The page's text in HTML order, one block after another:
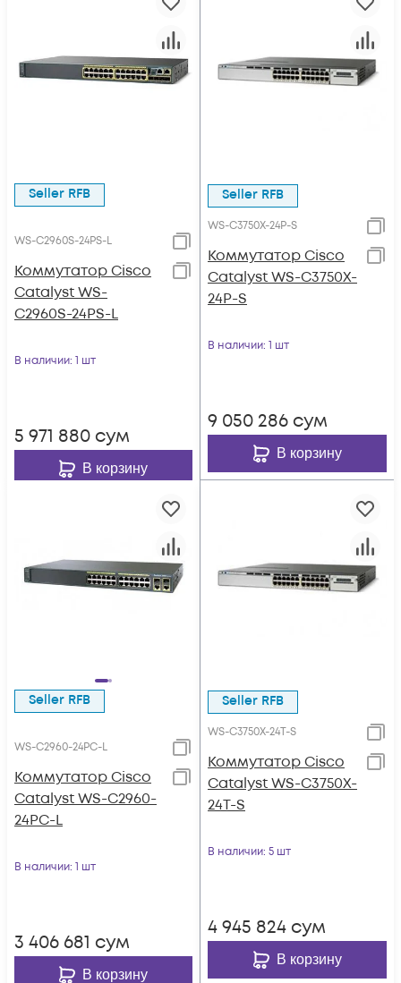
Seller RFB
WS-C2960S-24PS-L
Коммутатор Cisco
Catalyst WS-
C2960S-24PS-L
В наличии: 1 шт
5 971 880 сум
В корзину
Seller RFB
WS-C3750X-24P-S
Коммутатор Cisco
Catalyst WS-C3750X-
24P-S
В наличии: 1 шт
9 050 286 сум
В корзину
Seller RFB
WS-C2960-24PC-L
Коммутатор Cisco
Catalyst WS-C2960-
24PC-L
В наличии: 1 шт
3 406 681 сум
В корзину
Seller RFB
WS-C3750X-24T-S
Коммутатор Cisco
Catalyst WS-C3750X-
24T-S
В наличии: 5 шт
4 945 824 сум
В корзину